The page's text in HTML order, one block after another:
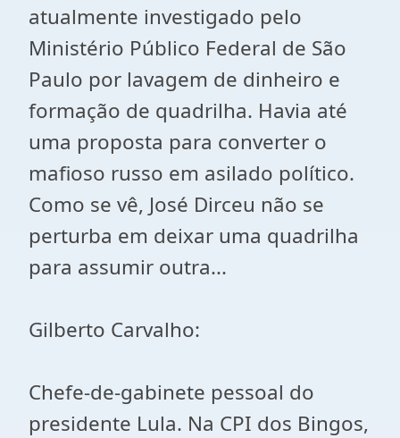
atualmente investigado pelo
Ministério Público Federal de São
Paulo por lavagem de dinheiro e
formação de quadrilha. Havia até
uma proposta para converter o
mafioso russo em asilado político.
Como se vê, José Dirceu não se
perturba em deixar uma quadrilha
para assumir outra...
Gilberto Carvalho:
Chefe-de-gabinete pessoal do
presidente Lula. Na CPI dos Bingos,